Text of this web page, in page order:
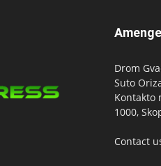
Amenge
Drom
Suto
Kontakto
1000,
Contact